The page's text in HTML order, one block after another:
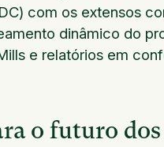
com os extensos
dinâmico do
e relatórios em
o futuro dos